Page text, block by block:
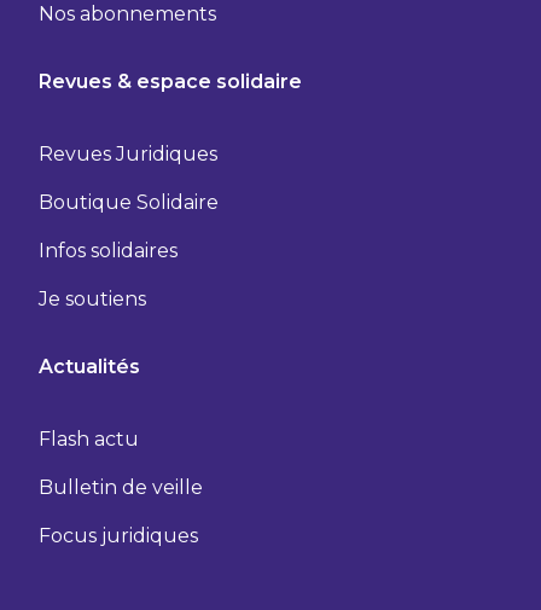
Nos abonnements
Revues & espace solidaire
Revues Juridiques
Boutique Solidaire
Infos solidaires
Je soutiens
Actualités
Flash actu
Bulletin de veille
Focus juridiques